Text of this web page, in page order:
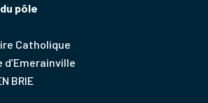
pôle
Catholique
d’Emerainville
BRIE